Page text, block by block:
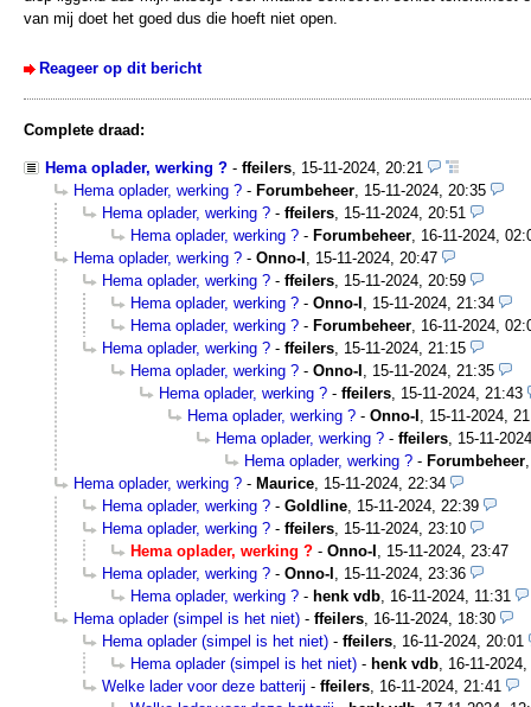
van mij doet het goed dus die hoeft niet open.
Reageer op dit bericht
Complete draad:
Hema oplader, werking ? - ffeilers, 15-11-2024, 20:21
Hema oplader, werking ? - Forumbeheer, 15-11-2024, 20:35
Hema oplader, werking ? - ffeilers, 15-11-2024, 20:51
Hema oplader, werking ? - Forumbeheer, 16-11-2024,
Hema oplader, werking ? - Onno-I , 15-11-2024, 20:47
Hema oplader, werking ? - ffeilers, 15-11-2024, 20:59
Hema oplader, werking ? - Onno-I , 15-11-2024, 21:34
Hema oplader, werking ? - Forumbeheer, 16-11-2024,
Hema oplader, werking ? - ffeilers, 15-11-2024, 21:15
Hema oplader, werking ? - Onno-I , 15-11-2024, 21:35
Hema oplader, werking ? - ffeilers, 15-11-2024, 21:43
Hema oplader, werking ? - Onno-I , 15-11-2024,
Hema oplader, werking ? - ffeilers, 15-11-
Hema oplader, werking ? - Forumbeheer
Hema oplader, werking ? - Maurice, 15-11-2024, 22:34
Hema oplader, werking ? - Goldline, 15-11-2024, 22:39
Hema oplader, werking ? - ffeilers, 15-11-2024, 23:10
Hema oplader, werking ? - Onno-I , 15-11-2024, 23:47
Hema oplader, werking ? - Onno-I , 15-11-2024, 23:36
Hema oplader, werking ? - henk vdb, 16-11-2024, 11:31
Hema oplader (simpel is het niet) - ffeilers, 16-11-2024, 18:30
Hema oplader (simpel is het niet) - ffeilers, 16-11-2024, 20:01
Hema oplader (simpel is het niet) - henk vdb, 16-11-
Welke lader voor deze batterij - ffeilers, 16-11-2024, 21:41